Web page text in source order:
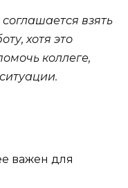
взять
хотя это
коллеге,
важен для